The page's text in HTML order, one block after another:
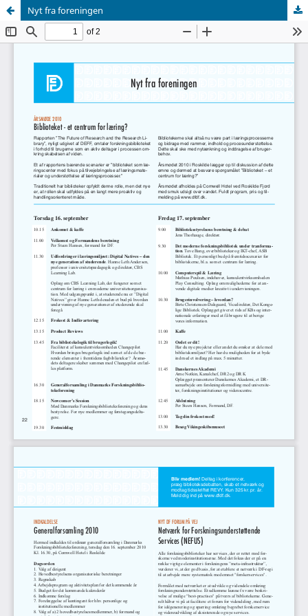
Nyt fra foreningen